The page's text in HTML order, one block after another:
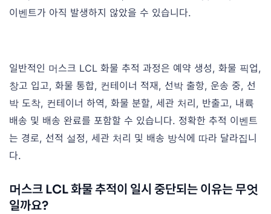
이벤트가 아직 발생하지 않았을 수 있습니다.
일반적인 머스크 LCL 화물 추적 과정은 예약 생성, 화물 픽업,
창고 입고, 화물 통합, 컨테이너 적재, 선박 출항, 운송 중, 선
박 도착, 컨테이너 하역, 화물 분할, 세관 처리, 반출고, 내륙
배송 및 배송 완료를 포함할 수 있습니다. 정확한 추적 이벤트
는 경로, 선적 설정, 세관 처리 및 배송 방식에 따라 달라집니
다.
머스크 LCL 화물 추적이 일시 중단되는 이유는 무엇
일까요?